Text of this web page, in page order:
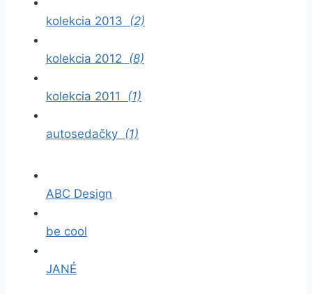
kolekcia 2013 (2)
kolekcia 2012 (8)
kolekcia 2011 (1)
autosedačky (1)
ABC Design
be cool
JANÉ